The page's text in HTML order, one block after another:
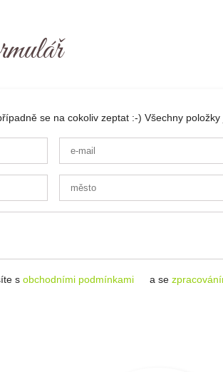
se na cokoliv zeptat :-) Všechny položky
s obchodními podmínkami a se